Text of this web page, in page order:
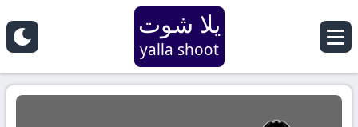
يلا شوت
yalla shoot